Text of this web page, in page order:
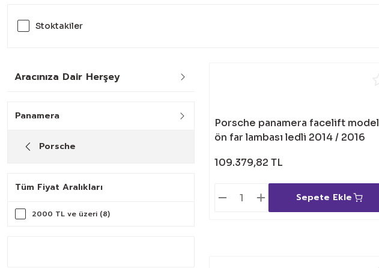
Stoktakiler
Aracınıza Dair Herşey
Panamera
Porsche
Tüm Fiyat Aralıkları
2000 TL ve üzeri (8)
Porsche panamera facelift model
ön far lambası ledli 2014 / 2016
109.379,82 TL
Sepete Ekle